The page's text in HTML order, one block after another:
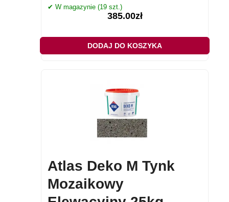
✔ W magazynie (19 szt.)
385.00zł
DODAJ DO KOSZYKA
Atlas Deko M Tynk
Mozaikowy